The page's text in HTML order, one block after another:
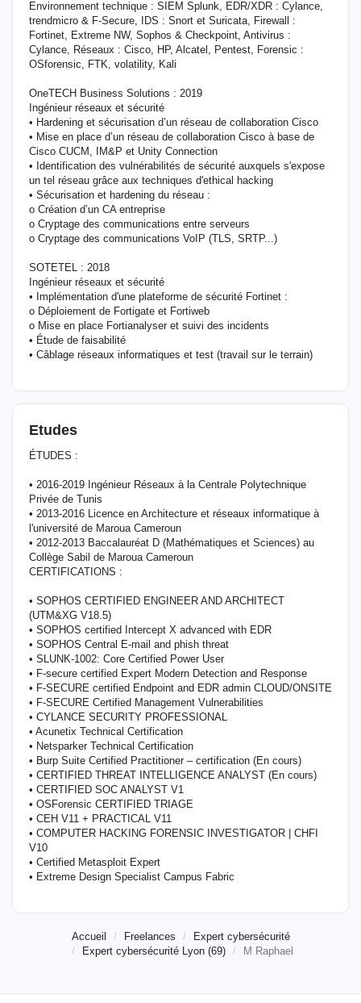
Environnement technique : SIEM Splunk, EDR/XDR : Cylance,
trendmicro & F-Secure, IDS : Snort et Suricata, Firewall :
Fortinet, Extreme NW, Sophos & Checkpoint, Antivirus :
Cylance, Réseaux : Cisco, HP, Alcatel, Pentest, Forensic :
OSforensic, FTK, volatility, Kali
OneTECH Business Solutions : 2019
Ingénieur réseaux et sécurité
• Hardening et sécurisation d’un réseau de collaboration Cisco
• Mise en place d’un réseau de collaboration Cisco à base de
Cisco CUCM, IM&P et Unity Connection
• Identification des vulnérabilités de sécurité auxquels s'expose
un tel réseau grâce aux techniques d'ethical hacking
• Sécurisation et hardening du réseau :
o Création d’un CA entreprise
o Cryptage des communications entre serveurs
o Cryptage des communications VoIP (TLS, SRTP...)
SOTETEL : 2018
Ingénieur réseaux et sécurité
• Implémentation d'une plateforme de sécurité Fortinet :
o Déploiement de Fortigate et Fortiweb
o Mise en place Fortianalyser et suivi des incidents
• Étude de faisabilité
• Câblage réseaux informatiques et test (travail sur le terrain)
Etudes
ÉTUDES :
• 2016-2019 Ingénieur Réseaux à la Centrale Polytechnique
Privée de Tunis
• 2013-2016 Licence en Architecture et réseaux informatique à
l'université de Maroua Cameroun
• 2012-2013 Baccalauréat D (Mathématiques et Sciences) au
Collège Sabil de Maroua Cameroun
CERTIFICATIONS :
• SOPHOS CERTIFIED ENGINEER AND ARCHITECT
(UTM&XG V18.5)
• SOPHOS certified Intercept X advanced with EDR
• SOPHOS Central E-mail and phish threat
• SLUNK-1002: Core Certified Power User
• F-secure certified Expert Modern Detection and Response
• F-SECURE certified Endpoint and EDR admin CLOUD/ONSITE
• F-SECURE Certified Management Vulnerabilities
• CYLANCE SECURITY PROFESSIONAL
• Acunetix Technical Certification
• Netsparker Technical Certification
• Burp Suite Certified Practitioner – certification (En cours)
• CERTIFIED THREAT INTELLIGENCE ANALYST (En cours)
• CERTIFIED SOC ANALYST V1
• OSForensic CERTIFIED TRIAGE
• CEH V11 + PRACTICAL V11
• COMPUTER HACKING FORENSIC INVESTIGATOR | CHFI
V10
• Certified Metasploit Expert
• Extreme Design Specialist Campus Fabric
Accueil Freelances
Expert cybersécurité
Expert cybersécurité Lyon (69)
M Raphael